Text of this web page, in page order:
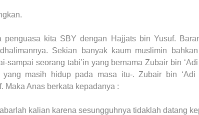
penguasa kita SBY dengan Hajjats bin Yusuf.
Sekian banyak kaum muslimin
sampai seorang tabi’in yang bernama Zubair bin
masih hidup pada masa itu-. Zubair bin ‘Adi
Maka Anas berkata kepadanya :
kalian karena sesungguhnya tidaklah datang